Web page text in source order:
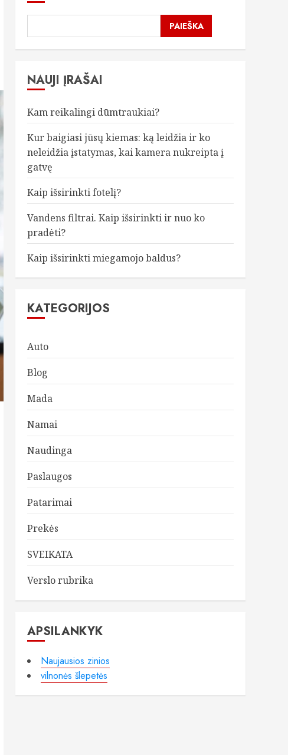
PAIEŠKA
NAUJI ĮRAŠAI
Kam reikalingi dūmtraukiai?
Kur baigiasi jūsų kiemas: ką leidžia ir ko
neleidžia įstatymas, kai kamera nukreipta į
gatvę
Kaip išsirinkti fotelį?
Vandens filtrai. Kaip išsirinkti ir nuo ko
pradėti?
Kaip išsirinkti miegamojo baldus?
KATEGORIJOS
Auto
Blog
Mada
Namai
Naudinga
Paslaugos
Patarimai
Prekės
SVEIKATA
Verslo rubrika
APSILANKYK
Naujausios zinios
vilnonės šlepetės